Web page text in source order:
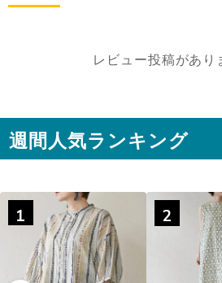
ス
レビュー投稿があり
週間人気ランキング
1 2